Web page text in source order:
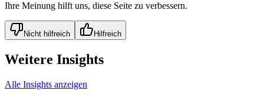
Ihre Meinung hilft uns, diese Seite zu verbessern.
Nicht hilfreich Hilfreich
Weitere Insights
Alle Insights anzeigen